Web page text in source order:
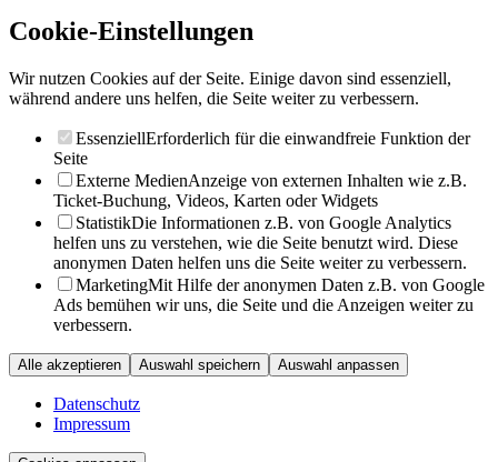
Cookie-Einstellungen
Wir nutzen Cookies auf der Seite. Einige davon sind essenziell,
während andere uns helfen, die Seite weiter zu verbessern.
EssenziellErforderlich für die einwandfreie Funktion der
Seite
Externe MedienAnzeige von externen Inhalten wie z.B.
Ticket-Buchung, Videos, Karten oder Widgets
StatistikDie Informationen z.B. von Google Analytics
helfen uns zu verstehen, wie die Seite benutzt wird. Diese
anonymen Daten helfen uns die Seite weiter zu verbessern.
MarketingMit Hilfe der anonymen Daten z.B. von Google
Ads bemühen wir uns, die Seite und die Anzeigen weiter zu
verbessern.
Alle akzeptieren Auswahl speichern Auswahl anpassen
Datenschutz
Impressum